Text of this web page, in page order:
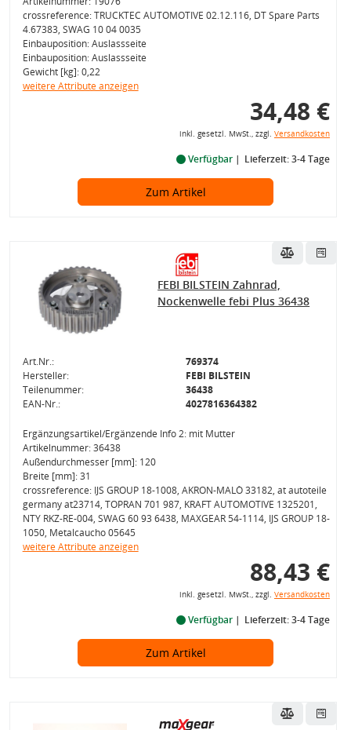
crossreference: TRUCKTEC AUTOMOTIVE 02.12.116, DT Spare Parts
4.67383, SWAG 10 04 0035
Einbauposition: Auslassseite
Einbauposition: Auslassseite
Gewicht [kg]: 0,22
weitere Attribute anzeigen
34,48 €
inkl. gesetzl. MwSt., zzgl. Versandkosten
Verfügbar Lieferzeit: 3-4 Tage
Zum Artikel
FEBI BILSTEIN Zahnrad,
Nockenwelle febi Plus 36438
Art.Nr.:
769374
Hersteller:
FEBI BILSTEIN
Teilenummer:
36438
EAN-Nr.:
4027816364382
Ergänzungsartikel/Ergänzende Info 2: mit Mutter
Artikelnummer: 36438
Außendurchmesser [mm]: 120
Breite [mm]: 31
crossreference: IJS GROUP 18-1008, AKRON-MALÒ 33182, at autoteile
germany at23714, TOPRAN 701 987, KRAFT AUTOMOTIVE 1325201,
NTY RKZ-RE-004, SWAG 60 93 6438, MAXGEAR 54-1114, IJS GROUP 18-
1050, Metalcaucho 05645
weitere Attribute anzeigen
88,43 €
inkl. gesetzl. MwSt., zzgl. Versandkosten
Verfügbar Lieferzeit: 3-4 Tage
Zum Artikel